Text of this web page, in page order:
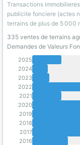
Transactions
publicite fonciere (actes
terrains de plus de 5 000
335 ventes de terrains
Demandes de Valeurs
2025
2024
2023
2022
2021
2020
2019
2018
2017
2016